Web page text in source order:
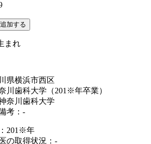
まれ
県横浜市西区
川歯科大学（201※年卒業）
奈川歯科大学
考： -
201※年
の取得状況： -